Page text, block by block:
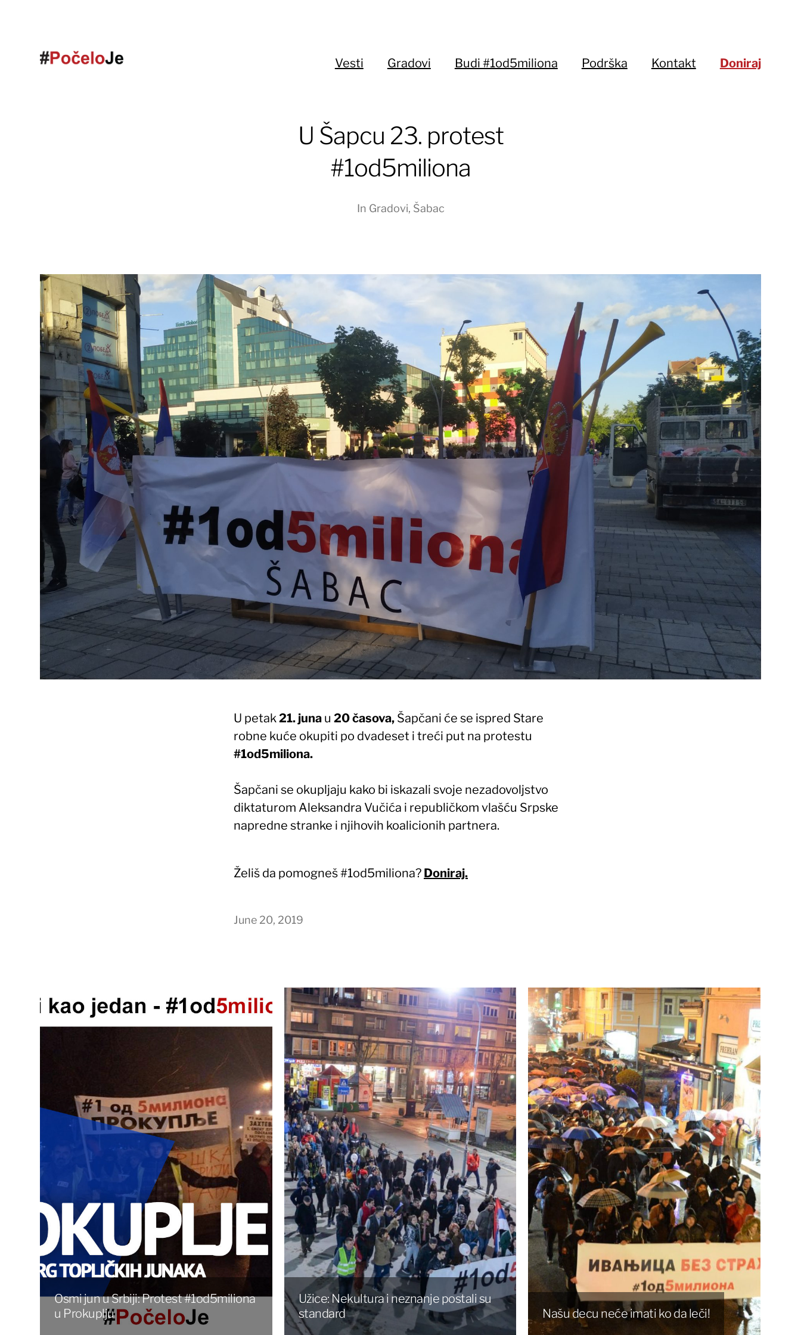
Vesti Gradovi Budi #1od5miliona Podrška Kontakt Doniraj
U Šapcu 23. protest
#1od5miliona
In Gradovi, Šabac
U petak21. juna u 20 časova, Šapčani će se ispred Stare
robne kuće okupiti po dvadeset i treći put na protestu
#1od5miliona.
Šapčani se okupljaju kako bi iskazali svoje nezadovoljstvo
diktaturom Aleksandra Vučića i republičkom vlašću Srpske
napredne stranke i njihovih koalicionih partnera.
Želiš da pomogneš #1od5miliona? Doniraj.
June 20, 2019
Osmi jun u Srbiji: Protest #1od5miliona
u Prokuplju
Užice: Nekultura i neznanje postali su
standard
Našu decu neće imati ko da leči!